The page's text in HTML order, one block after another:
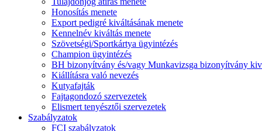
Honosítás menete
Export pedigré kiváltásának menete
Kennelnév kiváltás menete
Szövetségi/Sportkártya ügyintézés
Champion ügyintézés
BH bizonyítvány és/vagy Munkavizsga bizonyítvány
Kiállításra való nevezés
Kutyafajták
Fajtagondozó szervezetek
Elismert tenyésztői szervezetek
Szabályzatok
FCI szabályzatok